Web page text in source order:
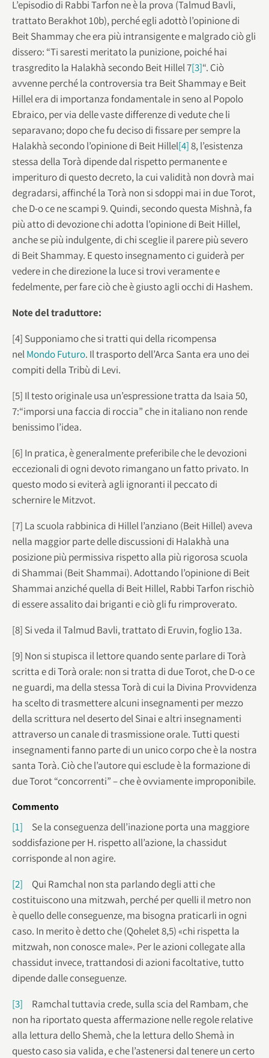
L’episodio di Rabbi Tarfon ne è la prova (Talmud Bavli,
trattato Berakhot 10b), perché egli adottò l’opinione di
Beit Shammay che era più intransigente e malgrado ciò gli
dissero: “Ti saresti meritato la punizione, poiché hai
trasgredito la Halakhà secondo Beit Hillel 7[3]“. Ciò
avvenne perché la controversia tra Beit Shammay e Beit
Hillel era di importanza fondamentale in seno al Popolo
Ebraico, per via delle vaste differenze di vedute che li
separavano; dopo che fu deciso di fissare per sempre la
Halakhà secondo l’opinione di Beit Hillel[4]8, l’esistenza
stessa della Torà dipende dal rispetto permanente e
imperituro di questo decreto, la cui validità non dovrà mai
degradarsi, affinché la Torà non si sdoppi mai in due Torot,
che D-o ce ne scampi 9. Quindi, secondo questa Mishnà, fa
più atto di devozione chi adotta l’opinione di Beit Hillel,
anche se più indulgente, di chi sceglie il parere più severo
di Beit Shammay. E questo insegnamento ci guiderà per
vedere in che direzione la luce si trovi veramente e
fedelmente, per fare ciò che è giusto agli occhi di Hashem.
Note del traduttore:
[4] Supponiamo che si tratti qui della ricompensa
nelMondo Futuro. Il trasporto dell’Arca Santa era uno dei
compiti della Tribù di Levi.
[5] Il testo originale usa un’espressione tratta da Isaia 50,
7:“imporsi una faccia di roccia” che in italiano non rende
benissimo l’idea.
[6] In pratica, è generalmente preferibile che le devozioni
eccezionali di ogni devoto rimangano un fatto privato. In
questo modo si eviterà agli ignoranti il peccato di
schernire le Mitzvot.
[7] La scuola rabbinica di Hillel l’anziano (Beit Hillel) aveva
nella maggior parte delle discussioni di Halakhà una
posizione più permissiva rispetto alla più rigorosa scuola
di Shammai (Beit Shammai). Adottando l’opinione di Beit
Shammai anziché quella di Beit Hillel, Rabbi Tarfon rischiò
di essere assalito dai briganti e ciò gli fu rimproverato.
[8] Si veda il Talmud Bavli, trattato di Eruvin, foglio 13a.
[9] Non si stupisca il lettore quando sente parlare di Torà
scritta e di Torà orale: non si tratta di due Torot, che D-o ce
ne guardi, ma della stessa Torà di cui la Divina Provvidenza
ha scelto di trasmettere alcuni insegnamenti per mezzo
della scrittura nel deserto del Sinai e altri insegnamenti
attraverso un canale di trasmissione orale. Tutti questi
insegnamenti fanno parte di un unico corpo che è la nostra
santa Torà. Ciò che l’autore qui esclude è la formazione di
due Torot “concorrenti” – che è ovviamente improponibile.
Commento
[1] Se la conseguenza dell’inazione porta una maggiore
soddisfazione per H. rispetto all’azione, la chassidut
corrisponde al non agire.
[2] Qui Ramchal non sta parlando degli atti che
costituiscono una mitzwah, perché per quelli il metro non
è quello delle conseguenze, ma bisogna praticarli in ogni
caso. In merito è detto che (Qohelet 8,5) «chi rispetta la
mitzwah, non conosce male». Per le azioni collegate alla
chassidut invece, trattandosi di azioni facoltative, tutto
dipende dalle conseguenze.
[3] Ramchal tuttavia crede, sulla scia del Rambam, che
non ha riportato questa affermazione nelle regole relative
alla lettura dello Shemà, che la lettura dello Shemà in
questo caso sia valida, e che l’astenersi dal tenere un certo